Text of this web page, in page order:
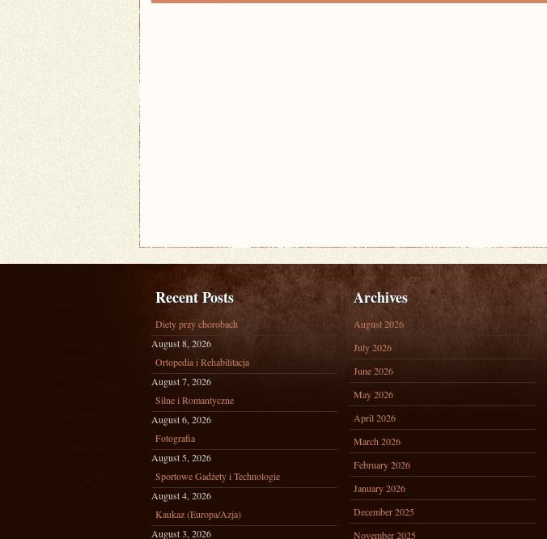
Recent Posts
Diety przy chorobach
August 8, 2026
Ortopedia i Rehabilitacja
August 7, 2026
Silne i Romantyczne
August 6, 2026
Fotografia
August 5, 2026
Sportowe Gadżety i Technologie
August 4, 2026
Kaukaz (Europa/Azja)
August 3, 2026
Archives
August 2026
July 2026
June 2026
May 2026
April 2026
March 2026
February 2026
January 2026
December 2025
November 2025